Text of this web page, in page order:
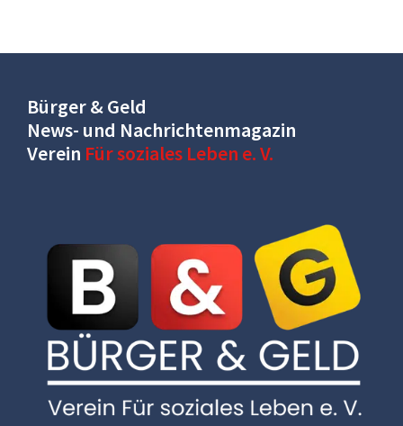
Bürger & Geld
News- und Nachrichtenmagazin
Verein Für soziales Leben e. V.